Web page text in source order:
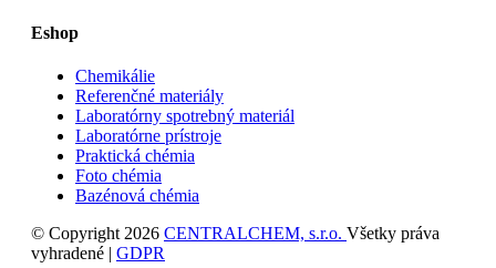
Eshop
Chemikálie
Referenčné materiály
Laboratórny spotrebný materiál
Laboratórne prístroje
Praktická chémia
Foto chémia
Bazénová chémia
© Copyright 2026 CENTRALCHEM, s.r.o. Všetky práva
vyhradené | GDPR